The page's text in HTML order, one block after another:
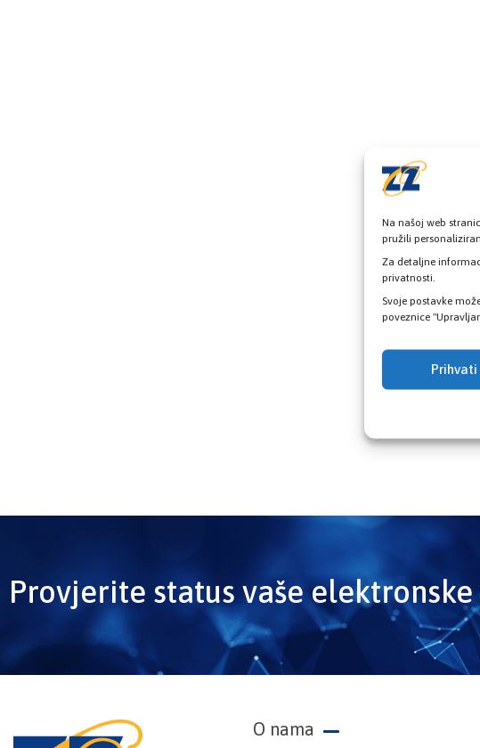
Na našoj web
pružili
Za detaljne
privatnosti.
Svoje postavke
poveznice
Prihvati
Provjerite status vaše
O nama